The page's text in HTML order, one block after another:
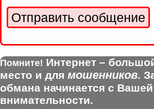
Помните! Интернет –
место и для мошенников.
обмана начинается с Вашей
внимательности.